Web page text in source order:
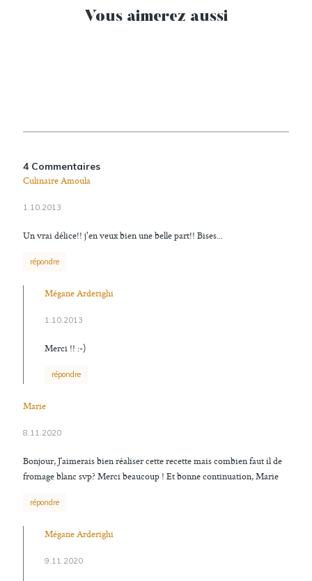
Vous aimerez aussi
4 Commentaires
Culinaire Amoula
1.10.2013
Un vrai délice!! j'en veux bien une belle part!! Bises...
répondre
Mégane Arderighi
1.10.2013
Merci !! :-)
répondre
Marie
8.11.2020
Bonjour, J’aimerais bien réaliser cette recette mais combien faut il de
fromage blanc svp? Merci beaucoup ! Et bonne continuation, Marie
répondre
Mégane Arderighi
9.11.2020